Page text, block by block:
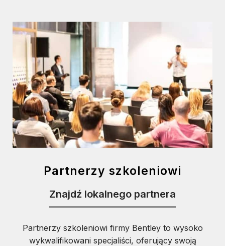
Partnerzy szkoleniowi
Znajdź lokalnego partnera
Partnerzy szkoleniowi firmy Bentley to wysoko
wykwalifikowani specjaliści, oferujący swoją